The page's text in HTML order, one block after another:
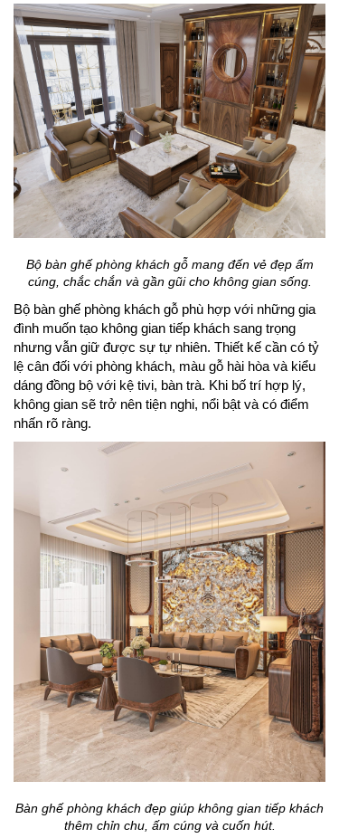
Bộ bàn ghế phòng khách gỗ mang đến vẻ đẹp ấm
cúng, chắc chắn và gần gũi cho không gian sống.
Bộ bàn ghế phòng khách gỗ phù hợp với những gia
đình muốn tạo không gian tiếp khách sang trọng
nhưng vẫn giữ được sự tự nhiên. Thiết kế cần có tỷ
lệ cân đối với phòng khách, màu gỗ hài hòa và kiểu
dáng đồng bộ với kệ tivi, bàn trà. Khi bố trí hợp lý,
không gian sẽ trở nên tiện nghi, nổi bật và có điểm
nhấn rõ ràng.
Bàn ghế phòng khách đẹp giúp không gian tiếp khách
thêm chỉn chu, ấm cúng và cuốn hút.